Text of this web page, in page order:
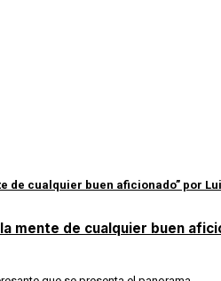
mente de cualquier buen